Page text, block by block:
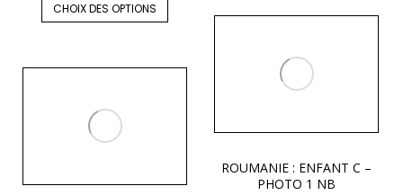
CHOIX DES OPTIONS
ROUMANIE : ENFANT C –
PHOTO 1 NB